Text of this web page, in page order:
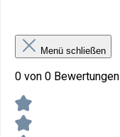
Menü schließen
0 von 0 Bewertungen